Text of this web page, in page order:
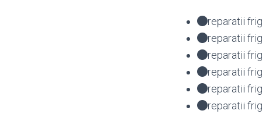
reparatii
reparatii
reparatii
reparatii
reparatii
reparatii